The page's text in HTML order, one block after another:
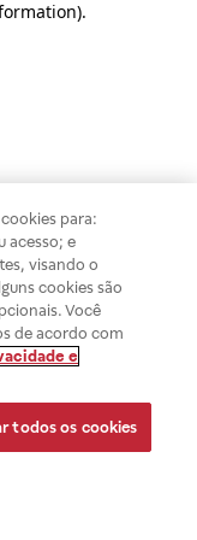
.
para:
acesso; e
visando o
cookies são
Você
de acordo com
e
todos os cookies